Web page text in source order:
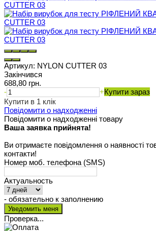
Артикул: NYLON CUTTER 03
Закінчився
688,80 грн.
-
+Купити зараз
Купити в 1 клік
Повідомити о надходженні
Повідомити о надходженні товару
Ваша заявка прийнята!
Ви отримаєте повідомлення о наявності
контакти!
Номер моб. телефона (SMS)
Актуальность
- обязательно к заполнению
Проверка...